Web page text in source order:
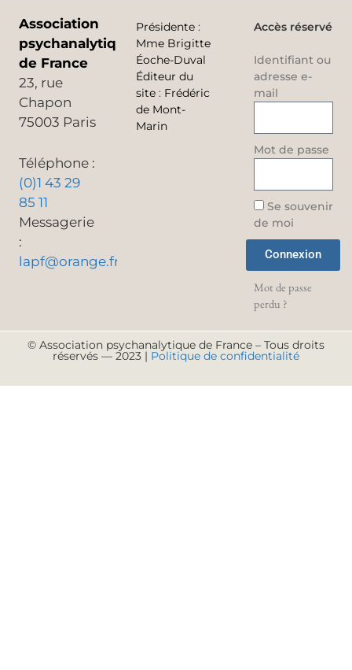
Association
psychanalytique
de France
23, rue
Chapon
75003 Paris
Téléphone :
(0)1 43 29
85 11
Messagerie
:
lapf@orange.fr
Présidente :
Mme Brigitte
Éoche-Duval
Éditeur du
site : Frédéric
de Mont-
Marin
Accès réservé
Identifiant ou
adresse e-
mail
Mot de passe
Se souvenir
de moi
Connexion
Mot de passe
perdu ?
© Association psychanalytique de France – Tous droits
réservés — 2023 | Politique de confidentialité